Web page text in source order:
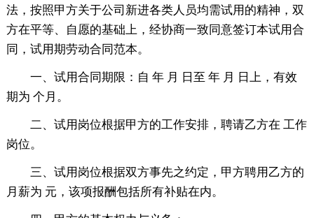
法，按照甲方关于公司新进各类人员均需试用的精神，双
方在平等、自愿的基础上，经协商一致同意签订本试用合
同，试用期劳动合同范本。
一、试用合同期限：自 年 月 日至 年 月 日上，有效
期为 个月。
二、试用岗位根据甲方的工作安排，聘请乙方在 工作
岗位。
三、试用岗位根据双方事先之约定，甲方聘用乙方的
月薪为 元，该项报酬包括所有补贴在内。